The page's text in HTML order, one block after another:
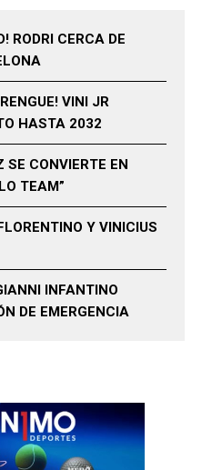
RODRI CERCA DE
VINI JR
HASTA 2032
SE CONVIERTE EN
TEAM”
Y VINICIUS
INFANTINO
DE EMERGENCIA